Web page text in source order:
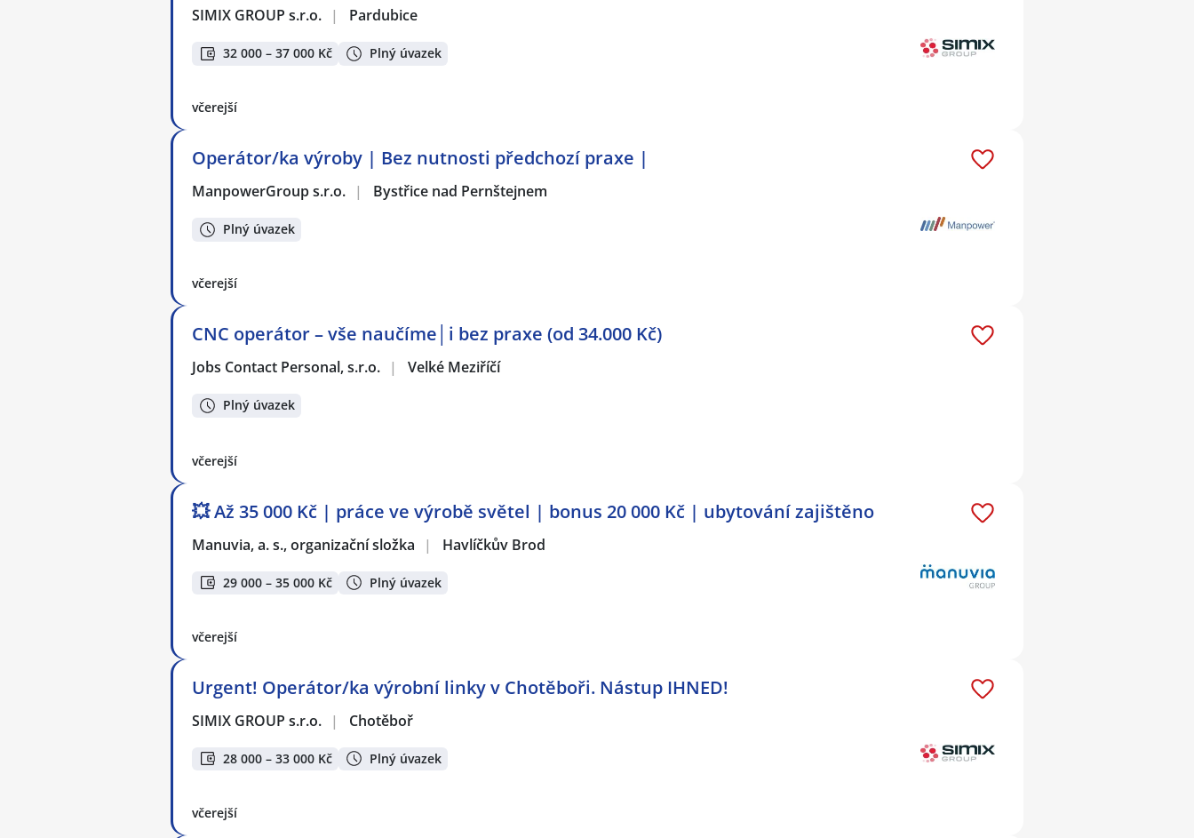
SIMIX GROUP s.r.o. | Pardubice
32 000 – 37 000 Kč Plný úvazek
včerejší
Operátor/ka výroby | Bez nutnosti předchozí praxe |
ManpowerGroup s.r.o. | Bystřice nad Pernštejnem
Plný úvazek
včerejší
CNC operátor – vše naučíme│i bez praxe (od 34.000 Kč)
Jobs Contact Personal, s.r.o. | Velké Meziříčí
Plný úvazek
včerejší
💥 Až 35 000 Kč | práce ve výrobě světel | bonus 20 000 Kč | ubytování zajištěno
Manuvia, a. s., organizační složka | Havlíčkův Brod
29 000 – 35 000 Kč Plný úvazek
včerejší
Urgent! Operátor/ka výrobní linky v Chotěboři. Nástup IHNED!
SIMIX GROUP s.r.o. | Chotěboř
28 000 – 33 000 Kč Plný úvazek
včerejší